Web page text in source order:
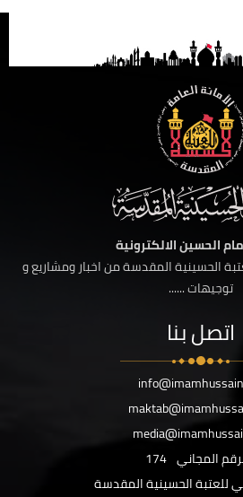
الحسين الالكترونية
الحسينية المقدسة من اخبار ومشاريع و
توجيهات ......
اتصل بنا
المجاني 174
للعتبة الحسينية المقدسة